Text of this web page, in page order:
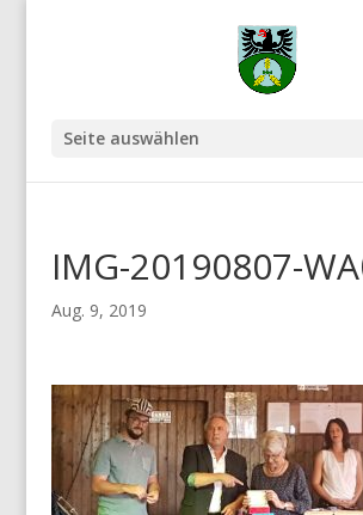
Seite auswählen
IMG-20190807-
Aug. 9, 2019